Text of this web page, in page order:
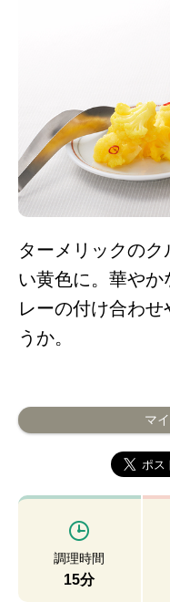
ターメリックの
い黄色に。華やか
レーの付け合わ
うか。
マ
調理時間
15分